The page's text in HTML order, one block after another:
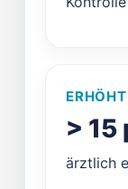
ERHÖHT
>
ärztlich